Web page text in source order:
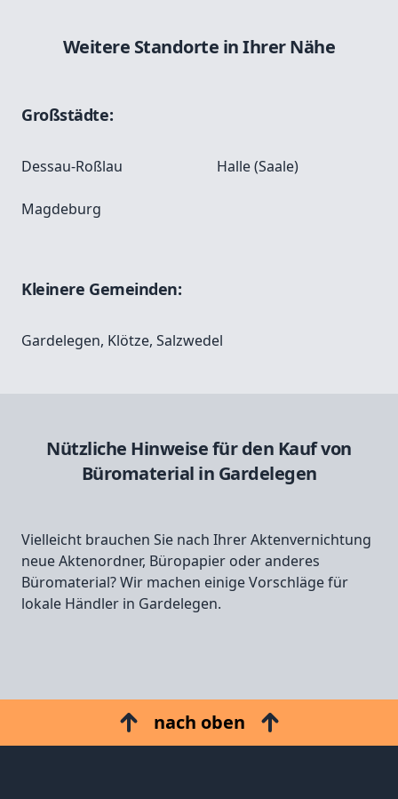
Weitere Standorte in Ihrer Nähe
Großstädte:
Dessau-Roßlau Halle (Saale)
Magdeburg
Kleinere Gemeinden:
Gardelegen, Klötze, Salzwedel
Nützliche Hinweise für den Kauf von
Büromaterial in Gardelegen
Vielleicht brauchen Sie nach Ihrer Aktenvernichtung
neue Aktenordner, Büropapier oder anderes
Büromaterial? Wir machen einige Vorschläge für
lokale Händler in Gardelegen.
nach oben